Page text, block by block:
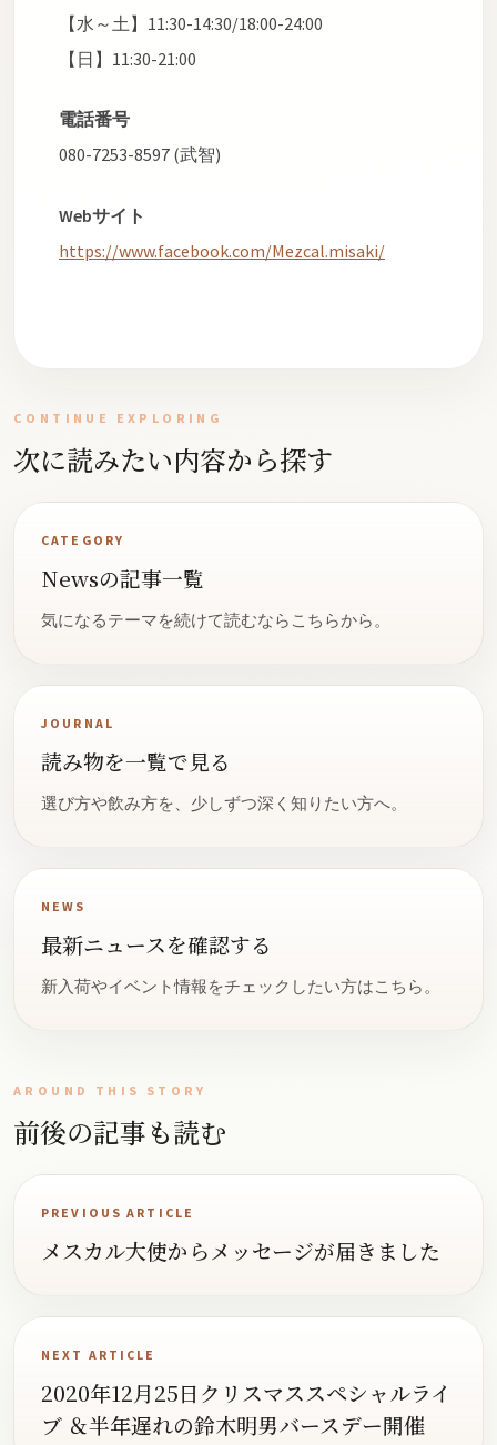
【水～土】11:30-14:30/18:00-24:00
【日】11:30-21:00
電話番号
080-7253-8597 (武智)
Webサイト
https://www.facebook.com/Mezcal.misaki/
CONTINUE EXPLORING
次に読みたい内容から探す
CATEGORY
Newsの記事一覧
気になるテーマを続けて読むならこちらから。
JOURNAL
読み物を一覧で見る
選び方や飲み方を、少しずつ深く知りたい方へ。
NEWS
最新ニュースを確認する
新入荷やイベント情報をチェックしたい方はこちら。
AROUND THIS STORY
前後の記事も読む
PREVIOUS ARTICLE
メスカル大使からメッセージが届きました
NEXT ARTICLE
2020年12月25日クリスマススペシャルライ
ブ ＆半年遅れの鈴木明男バースデー開催